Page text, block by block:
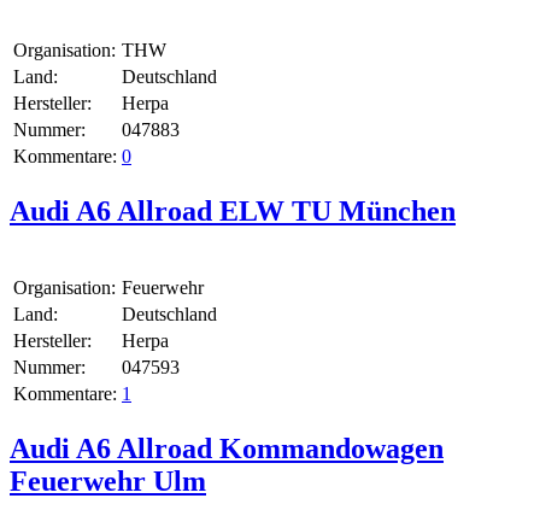
Organisation: THW
Land:
Deutschland
Hersteller:
Herpa
Nummer:
047883
Kommentare: 0
Audi A6 Allroad ELW TU München
Organisation: Feuerwehr
Land:
Deutschland
Hersteller:
Herpa
Nummer:
047593
Kommentare: 1
Audi A6 Allroad Kommandowagen
Feuerwehr Ulm